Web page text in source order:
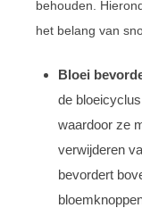
behouden.
het belang van
Bloei
de
waardoor ze
verwijderen
bevordert